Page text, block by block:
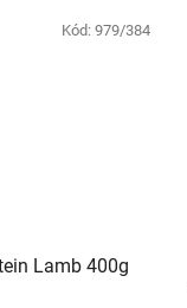
Brit Mono Protein Lamb 400g
Kód: 979/384